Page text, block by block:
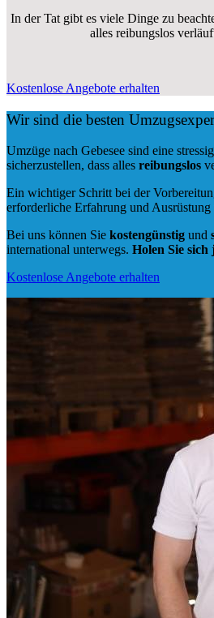
In der Tat gibt es viele Dinge zu
alles reibungslos
Kostenlose Angebote erhalten
Wir sind die besten
Umzüge nach Gebesee sind eine
sicherzustellen, dass alles reibungslos
Ein wichtiger Schritt bei der
erforderliche Erfahrung und
Bei uns können Sie kostengünstig und
international unterwegs. Holen Sie sich
Kostenlose Angebote erhalten